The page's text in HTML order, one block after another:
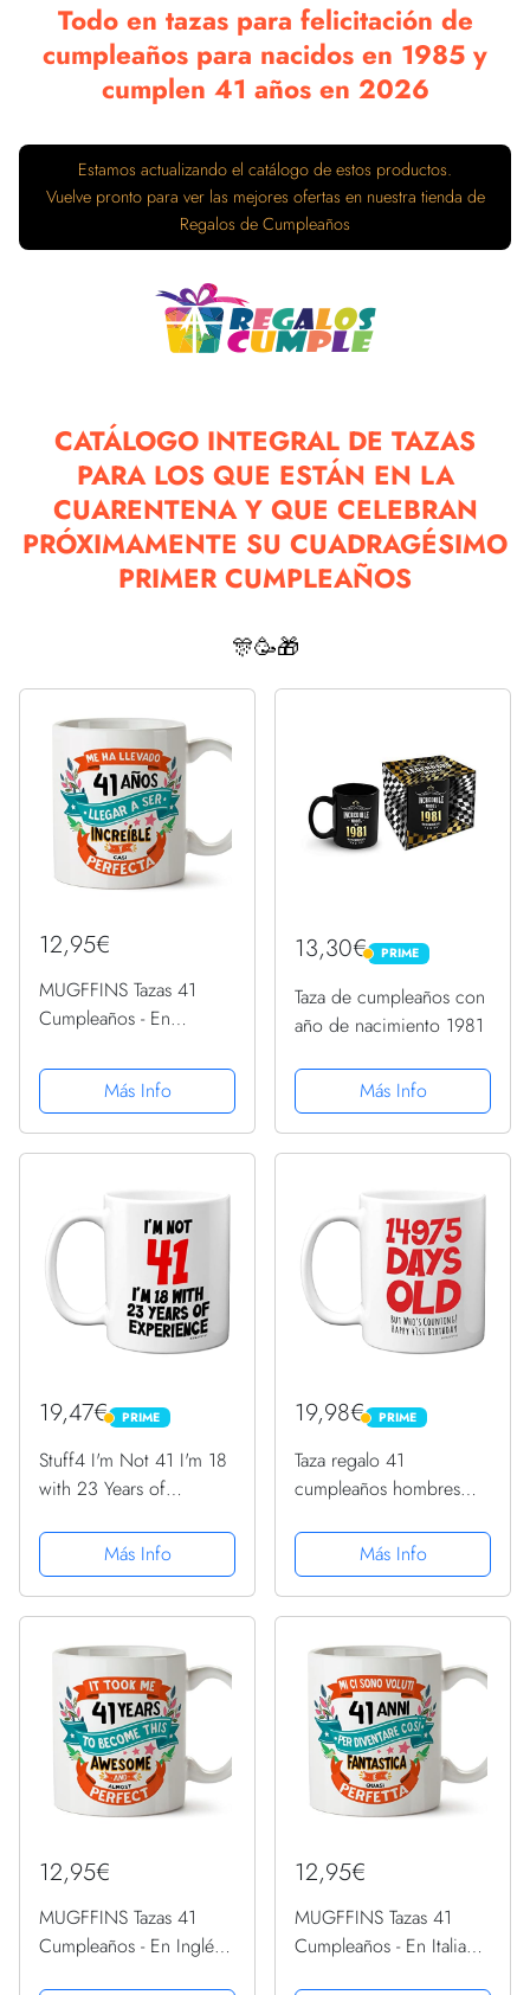
Todo en tazas para felicitación de
cumpleaños para nacidos en 1985 y
cumplen 41 años en 2026
CATÁLOGO INTEGRAL DE TAZAS
PARA LOS QUE ESTÁN EN LA
CUARENTENA Y QUE CELEBRAN
PRÓXIMAMENTE SU CUADRAGÉSIMO
PRIMER CUMPLEAÑOS
🎊🥳🎁
12,95€
MUGFFINS Tazas 41
Cumpleaños - En
41 años llegar a ser
increíble - 11 oz - Regalo
original y divertido
Más Info
13,30€ PRIME
PRIME
Taza de cumpleaños con
año de nacimiento 1981
Más Info
19,47€ PRIME
PRIME
Stuff4 I'm Not 41 I'm 18
with 23 Years of
cerámica aptas
lavavajillas, regalos
broma mujeres hombres,
mujeres,...
Más Info
19,98€ PRIME
PRIME
Taza regalo 41
cumpleaños hombres
días edad, divertido
regalo cumpleaños
adultos cuarenta un
cumpleaños hermano
papá,...
Más Info
12,95€
MUGFFINS Tazas 41
Cumpleaños - En Inglés -
12,95€
MUGFFINS Tazas 41
Cumpleaños - En Italiano